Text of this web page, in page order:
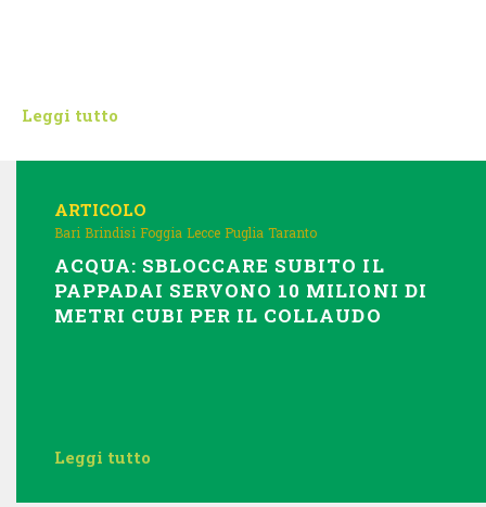
Leggi tutto
ARTICOLO
Bari Brindisi Foggia Lecce Puglia Taranto
ACQUA: SBLOCCARE SUBITO IL
PAPPADAI SERVONO 10 MILIONI DI
METRI CUBI PER IL COLLAUDO
Leggi tutto